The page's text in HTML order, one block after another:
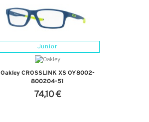
Junior
Oakley CROSSLINK XS OY8002-
800204-51
74,10 €